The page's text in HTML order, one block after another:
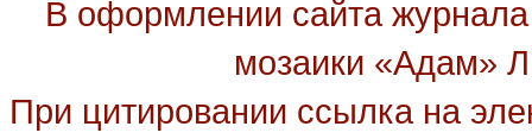
В оформлении сайта
мозаики «Адам»
При цитировании ссылка на